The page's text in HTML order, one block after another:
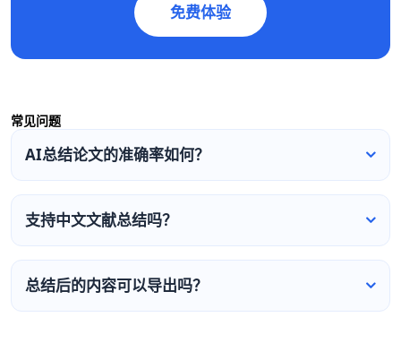
免费体验
常见问题
AI总结论文的准确率如何？
支持中文文献总结吗？
总结后的内容可以导出吗？